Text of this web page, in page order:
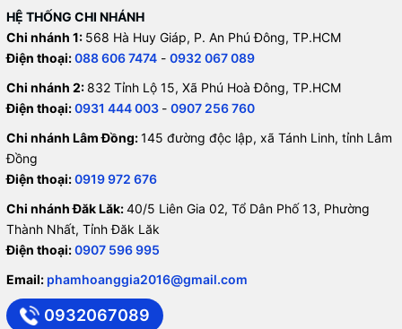
HỆ THỐNG CHI NHÁNH
Chi nhánh 1: 568 Hà Huy Giáp, P. An Phú Đông, TP.HCM
Điện thoại:088 606 7474 - 0932 067 089
Chi nhánh 2: 832 Tỉnh Lộ 15, Xã Phú Hoà Đông, TP.HCM
Điện thoại:0931 444 003 - 0907 256 760
Chi nhánh Lâm Đồng:145 đường độc lập, xã Tánh Linh, tỉnh Lâm
Đồng
Điện thoại:0919 972 676
Chi nhánh Đăk Lăk:40/5 Liên Gia 02, Tổ Dân Phố 13, Phường
Thành Nhất, Tỉnh Đăk Lăk
Điện thoại:0907 596 995
Email: phamhoanggia2016@gmail.com
0932067089